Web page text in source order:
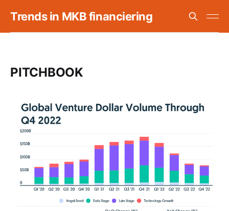
Trends in MKB financiering
PITCHBOOK